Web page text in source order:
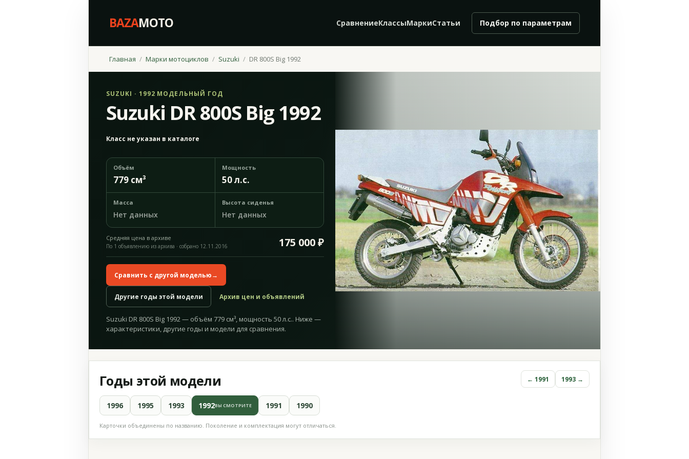
BAZAMOTO СравнениеКлассыМаркиСтатьи Подбор по параметрам
Главная Марки мотоциклов Suzuki DR 800S Big 1992
SUZUKI · 1992 МОДЕЛЬНЫЙ ГОД
Suzuki DR 800S Big 1992
Класс не указан в каталоге
Объём
779 см³
Мощность
50 л.с.
Масса
Нет данных
Высота сиденья
Нет данных
Средняя цена в архиве 175 000 ₽
По 1 объявлению из архива · собрано 12.11.2016
Сравнить с другой моделью→
Другие годы этой модели Архив цен и объявлений
Suzuki DR 800S Big 1992 — объём 779 см³, мощность 50 л.с.. Ниже —
характеристики, другие годы и модели для сравнения.
Годы этой модели ← 1991 1993 →
1996 1995 1993 1992ВЫ СМОТРИТЕ 1991 1990
Карточки объединены по названию. Поколение и комплектация могут отличаться.